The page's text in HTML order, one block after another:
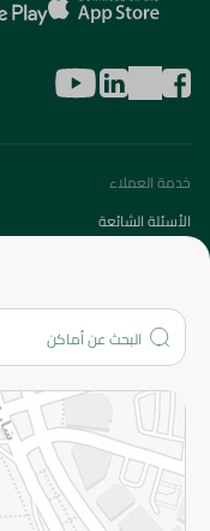
خدمة العملاء
الأسئلة الشائعة
من نحن؟
المزيد
الاسترجاع
سياسة الخصوصية
قم بالتسجيل للنشرة